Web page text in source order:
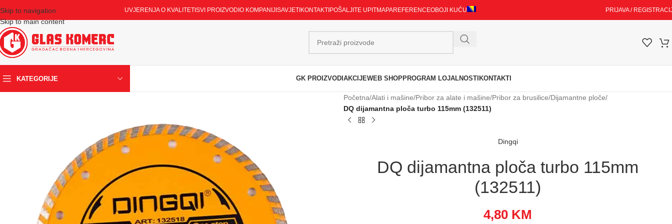
Skip to navigation
Skip to main content
UVJERENJA O KVALITETI SVI PROIZVODI O KOMPANIJI SAVJETI KONTAKTI POŠALJITE UPITMAPAREFERENCEOBOJI KUĆU PRIJAVA /
KATEGORIJE GK PROIZVODI AKCIJEWEB SHOPPROGRAM LOJALNOSTI KONTAKTI
Početna/Alati i mašine/Pribor za alate i mašine/Pribor za brusilice/Dijamantne ploče/
DQ dijamantna ploča turbo 115mm (132511)
Dingqi
DQ dijamantna ploča turbo 115mm
(132511)
4,80 KM